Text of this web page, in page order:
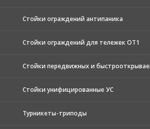
Стойки ограждений антипаника
Стойки ограждений для тележек ОТ1
Стойки передвижных и
Стойки унифицированные УС
Турникеты-триподы